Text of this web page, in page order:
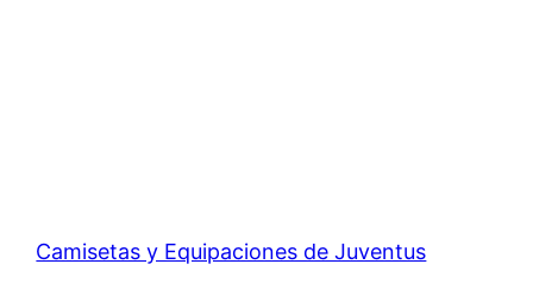
Camisetas y Equipaciones de Juventus